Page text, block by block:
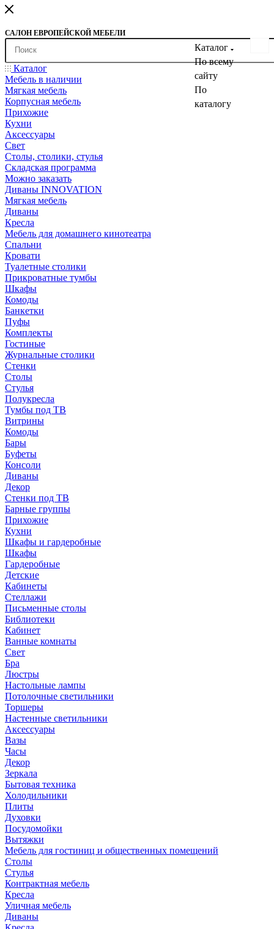
САЛОН ЕВРОПЕЙСКОЙ МЕБЕЛИ
Каталог
По всему
сайту
По
каталогу
Каталог
Мебель в наличии
Мягкая мебель
Корпусная мебель
Прихожие
Кухни
Аксессуары
Свет
Столы, столики, стулья
Складская программа
Можно заказать
Диваны INNOVATION
Мягкая мебель
Диваны
Кресла
Мебель для домашнего кинотеатра
Спальни
Кровати
Туалетные столики
Прикроватные тумбы
Шкафы
Комоды
Банкетки
Пуфы
Комплекты
Гостиные
Журнальные столики
Стенки
Столы
Стулья
Полукресла
Тумбы под ТВ
Витрины
Комоды
Бары
Буфеты
Консоли
Диваны
Декор
Стенки под ТВ
Барные группы
Прихожие
Кухни
Шкафы и гардеробные
Шкафы
Гардеробные
Детские
Кабинеты
Стеллажи
Письменные столы
Библиотеки
Кабинет
Ванные комнаты
Свет
Бра
Люстры
Настольные лампы
Потолочные светильники
Торшеры
Настенные светильники
Аксессуары
Вазы
Часы
Декор
Зеркала
Бытовая техника
Холодильники
Плиты
Духовки
Посудомойки
Вытяжки
Мебель для гостиниц и общественных помещений
Столы
Стулья
Контрактная мебель
Кресла
Уличная мебель
Диваны